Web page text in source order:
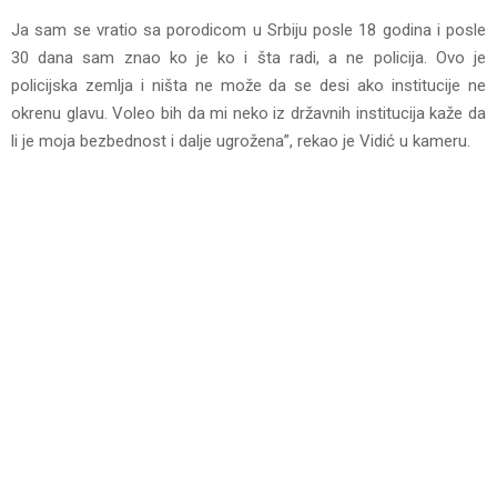
Ja sam se vratio sa porodicom u Srbiju posle 18 godina i posle
30 dana sam znao ko je ko i šta radi, a ne policija. Ovo je
policijska zemlja i ništa ne može da se desi ako institucije ne
okrenu glavu. Voleo bih da mi neko iz državnih institucija kaže da
li je moja bezbednost i dalje ugrožena”, rekao je Vidić u kameru.